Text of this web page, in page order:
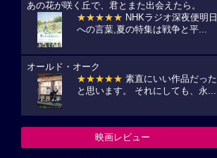
あの花が咲く丘で、君とまた出会えたら。
★★★★★ NHKラジオ深夜便明日
への言葉,夏の特集は戦争と平...
オールド・オーク
★★★★★ 素直にいい作品だった
と思います。 それにしても、永...
映画レビュー